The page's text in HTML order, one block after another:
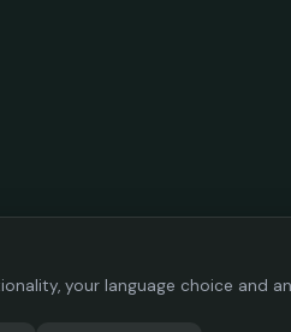
your language choice and